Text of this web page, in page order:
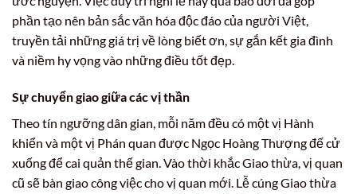
phần tạo nên bản sắc văn hóa độc đáo của người Việt,
truyền tải những giá trị về lòng biết ơn, sự gắn kết gia đình
và niềm hy vọng vào những điều tốt đẹp.
Sự chuyển giao giữa các vị thần
Theo tín ngưỡng dân gian, mỗi năm đều có một vị Hành
khiển và một vị Phán quan được Ngọc Hoàng Thượng đế cử
xuống để cai quản thế gian. Vào thời khắc Giao thừa, vị quan
cũ sẽ bàn giao công việc cho vị quan mới. Lễ cúng Giao thừa